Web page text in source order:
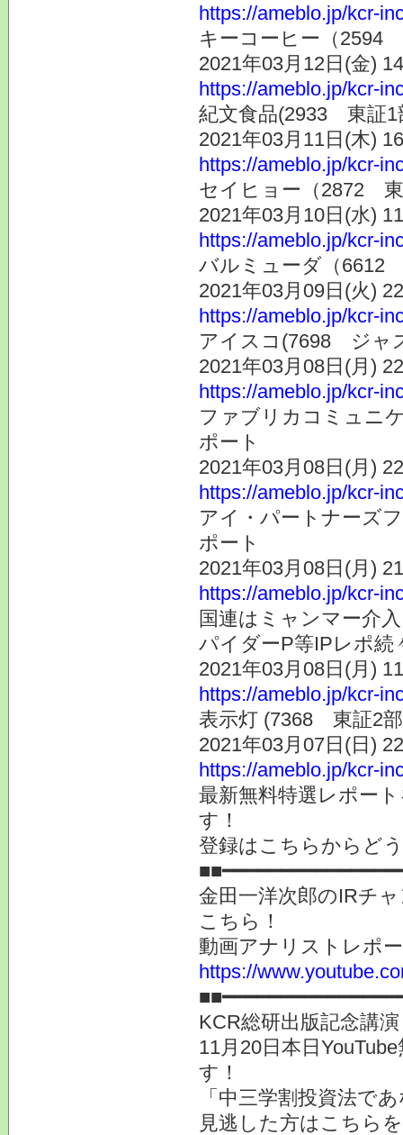
https://ameblo.jp/kcr-
キーコーヒー（2594
2021年03月12日(金)
https://ameblo.jp/kcr-
紀文食品(2933 東証1
2021年03月11日(木)
https://ameblo.jp/kcr-
セイヒョー（2872 東
2021年03月10日(水)
https://ameblo.jp/kcr-
バルミューダ（6612
2021年03月09日(火)
https://ameblo.jp/kcr-
アイスコ(7698 ジャ
2021年03月08日(月)
https://ameblo.jp/kcr-
ファブリカコミュニ
ポート
2021年03月08日(月)
https://ameblo.jp/kcr-
アイ・パートナーズ
ポート
2021年03月08日(月)
https://ameblo.jp/kcr-
国連はミャンマー介
パイダーP等IPレポ続
2021年03月08日(月)
https://ameblo.jp/kcr-
表示灯 (7368 東証2
2021年03月07日(日)
https://ameblo.jp/kcr-
最新無料特選レポー
す！
登録はこちらからど
金田一洋次郎のIRチ
こちら！
動画アナリストレポ
https://
KCR総研出版記念講
11月20日本日
す！
「中三学割投資法で
見逃した方はこちら